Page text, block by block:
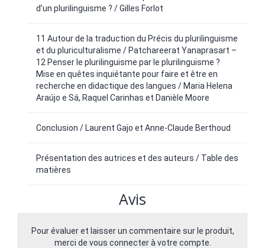
d’un plurilinguisme ? / Gilles Forlot
11 Autour de la traduction du Précis du plurilinguisme
et du pluriculturalisme / Patchareerat Yanaprasart –
12 Penser le plurilinguisme par le plurilinguisme ?
Mise en quêtes inquiétante pour faire et être en
recherche en didactique des langues / Maria Helena
Araújo e Sá, Raquel Carinhas et Danièle Moore
Conclusion / Laurent Gajo et Anne-Claude Berthoud
Présentation des autrices et des auteurs / Table des
matières
Avis
Pour évaluer et laisser un commentaire sur le produit,
merci de vous connecter à votre compte.